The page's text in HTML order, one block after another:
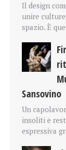
Il design
unire
spazio. È
Sansovino
Un
insoliti e
espressiva